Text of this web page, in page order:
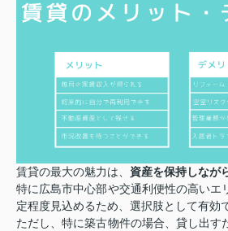
賃貸の最大の魅力は、 資産を保持しなが
特に広島市中心部や交通利便性の高いエ
定程度見込めるため、選択肢として有効
ただし、特に築古物件の場合、貸し出す